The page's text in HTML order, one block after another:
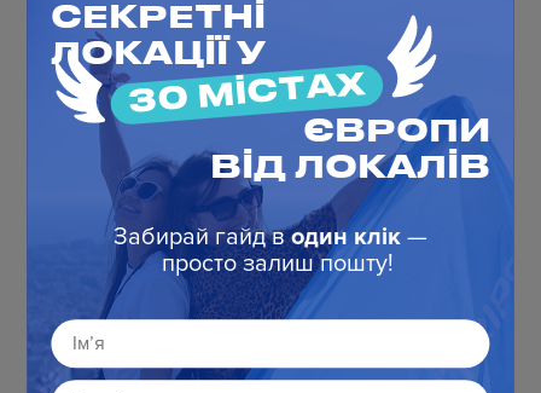
ВИСЕЛЕННЯ З ГОТЕЛЮ ВІЛЬНИЙ ДЕНЬ
ПОЇЗДКА ДО ЗААНСЕ-СХАНС
СЕКРЕТНІ
ЛОКАЦІЇ У
30 МІСТАХ
ЄВРОПИ
ВІД ЛОКАЛІВ
Забирай гайд водин клік —
просто залиш пошту!